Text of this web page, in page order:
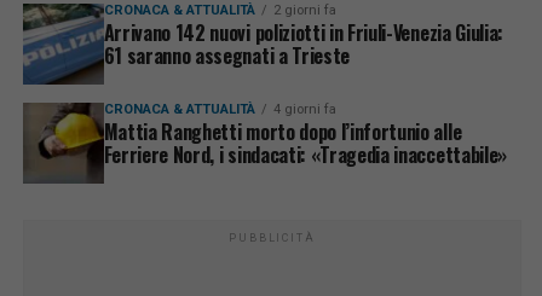
CRONACA & ATTUALITÀ 2 giorni fa
Arrivano 142 nuovi poliziotti in Friuli-Venezia Giulia:
61 saranno assegnati a Trieste
CRONACA & ATTUALITÀ 4 giorni fa
Mattia Ranghetti morto dopo l’infortunio alle
Ferriere Nord, i sindacati: «Tragedia inaccettabile»
PUBBLICITÀ